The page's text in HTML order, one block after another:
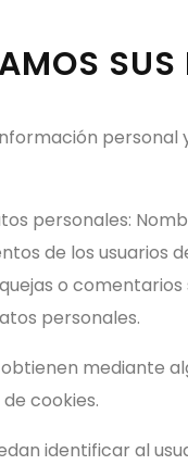
SUS
personales:
de los usuarios
o
personales.
mediante
cookies.
identificar al